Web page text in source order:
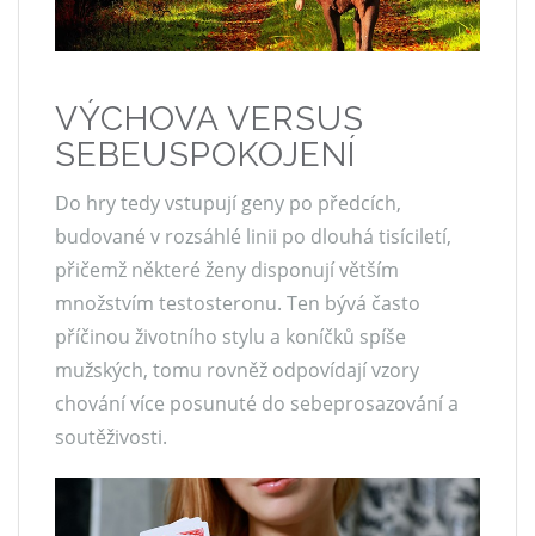
VÝCHOVA VERSUS
SEBEUSPOKOJENÍ
Do hry tedy vstupují geny po předcích,
budované v rozsáhlé linii po dlouhá tisíciletí,
přičemž některé ženy disponují větším
množstvím testosteronu. Ten bývá často
příčinou životního stylu a koníčků spíše
mužských, tomu rovněž odpovídají vzory
chování více posunuté do sebeprosazování a
soutěživosti.